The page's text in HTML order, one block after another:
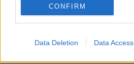
CONFIRM
Data Deletion Data Access